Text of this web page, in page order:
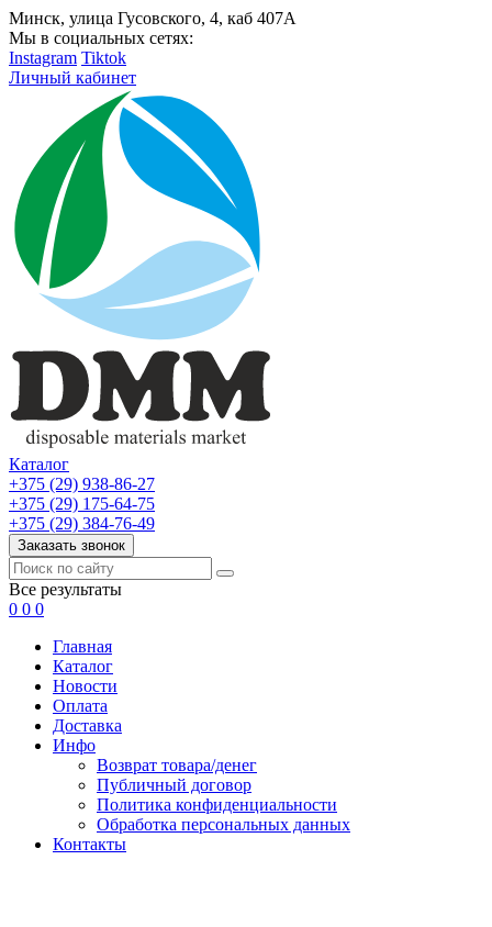
Минск, улица Гусовского, 4, каб 407А
Мы в социальных сетях:
Instagram Tiktok
Личный кабинет
Каталог
+375 (29) 938-86-27
+375 (29) 175-64-75
+375 (29) 384-76-49
Заказать звонок
Все результаты
0 0 0
Главная
Каталог
Новости
Оплата
Доставка
Инфо
Возврат товара/денег
Публичный договор
Политика конфиденциальности
Обработка персональных данных
Контакты